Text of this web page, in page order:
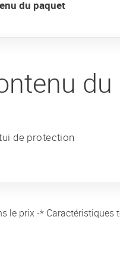
du paquet
de protection
le prix -*